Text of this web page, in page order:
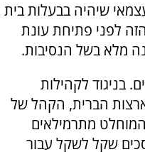
שיהיה בבעלות בית
לפני פתיחת עונת
מלא בשל הנסיבות.
בניגוד לקהילות
הברית, הקהל של
מתרמילאים
שקל לשקל עבור